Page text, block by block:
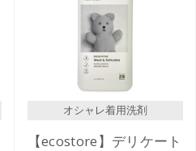
オシャレ着用洗剤
【ecostore】デリケート